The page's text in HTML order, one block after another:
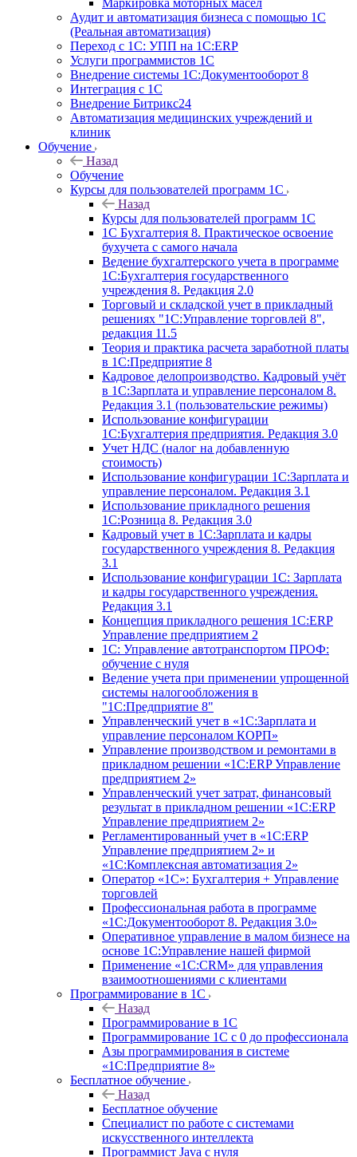
Маркировка моторных масел
Аудит и автоматизация бизнеса с помощью 1С
(Реальная автоматизация)
Переход с 1С: УПП на 1С:ERP
Услуги программистов 1С
Внедрение системы 1С:Документооборот 8
Интеграция с 1С
Внедрение Битрикс24
Автоматизация медицинских учреждений и
клиник
Обучение
Назад
Обучение
Курсы для пользователей программ 1С
Назад
Курсы для пользователей программ 1С
1С Бухгалтерия 8. Практическое освоение
бухучета с самого начала
Ведение бухгалтерского учета в программе
1С:Бухгалтерия государственного
учреждения 8. Редакция 2.0
Торговый и складской учет в прикладный
решениях "1С:Управление торговлей 8",
редакция 11.5
Теория и практика расчета заработной платы
в 1С:Предприятие 8
Кадровое делопроизводство. Кадровый учёт
в 1С:Зарплата и управление персоналом 8.
Редакция 3.1 (пользовательские режимы)
Использование конфигурации
1С:Бухгалтерия предприятия. Редакция 3.0
Учет НДС (налог на добавленную
стоимость)
Использование конфигурации 1С:Зарплата и
управление персоналом. Редакция 3.1
Использование прикладного решения
1С:Розница 8. Редакция 3.0
Кадровый учет в 1С:Зарплата и кадры
государственного учреждения 8. Редакция
3.1
Использование конфигурации ‎1С: Зарплата
и кадры государственного учреждения.
Редакция 3.1
Концепция прикладного решения 1С:ERP
Управление предприятием 2
1С: Управление автотранспортом ПРОФ:
обучение с нуля
Ведение учета при применении упрощенной
системы налогообложения в
"1С:Предприятие 8"
Управленческий учет в «1C:Зарплата и
управление персоналом КОРП»
Управление производством и ремонтами в
прикладном решении «1С:ERP Управление
предприятием 2»
Управленческий учет затрат, финансовый
результат в прикладном решении «1С:ERP
Управление предприятием 2»
Регламентированный учет в «1С:ERP
Управление предприятием 2» и
«1С:Комплексная автоматизация 2»
Оператор «1С»: Бухгалтерия + Управление
торговлей
Профессиональная работа в программе
«1С:Документооборот 8. Редакция 3.0»
Оперативное управление в малом бизнесе на
основе 1С:Управление нашей фирмой
Применение «1С:CRM» для управления
взаимоотношениями с клиентами
Программирование в 1С
Назад
Программирование в 1С
Программирование 1С с 0 до профессионала
Азы программирования в системе
«1С:Предприятие 8»
Бесплатное обучение
Назад
Бесплатное обучение
Специалист по работе с системами
искусственного интеллекта
Программист Java с нуля